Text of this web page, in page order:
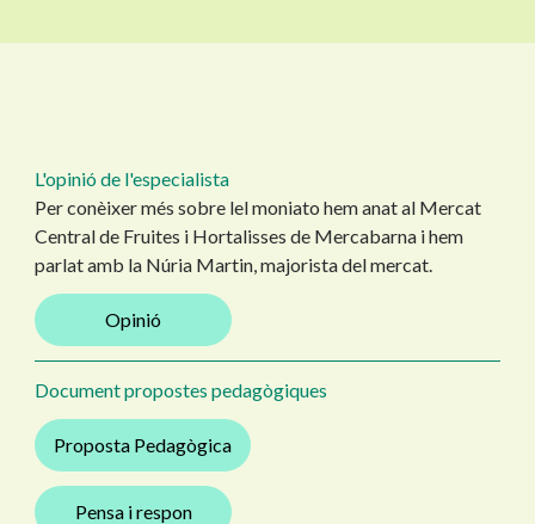
L'opinió de l'especialista
Per conèixer més sobre lel moniato hem anat al Mercat
Central de Fruites i Hortalisses de Mercabarna i hem
parlat amb la Núria Martin, majorista del mercat.
Opinió
Document propostes pedagògiques
Proposta Pedagògica
Pensa i respon